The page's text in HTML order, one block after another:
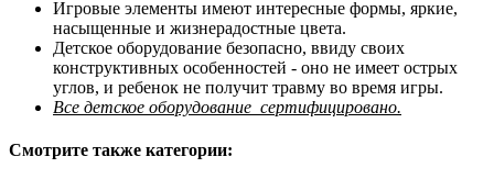
Игровые элементы имеют интересные формы, яркие,
насыщенные и жизнерадостные цвета.
Детское оборудование безопасно, ввиду своих
конструктивных особенностей - оно не имеет острых
углов, и ребенок не получит травму во время игры.
Все детское оборудование сертифицировано.
Смотрите также категории: